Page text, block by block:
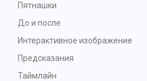
Пятнашки
До и после
Интерактивное изображение
Предсказания
Таймлайн